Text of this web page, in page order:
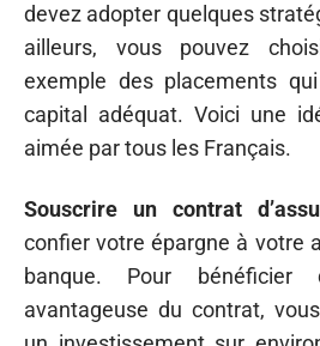
devez adopter quelques
ailleurs, vous pouvez
exemple des placements
capital adéquat. Voici une
aimée par tous les Français.
Souscrire un contrat
confier votre épargne à votre
banque. Pour
avantageuse du contrat,